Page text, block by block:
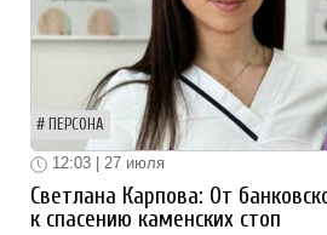
ПЕРСОНА
12:03 | 27 июля
Светлана Карпова: От
к спасению каменских стоп